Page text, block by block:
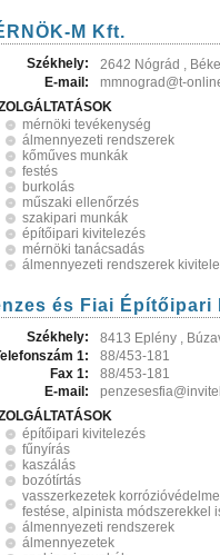
M Kft.
Székhely:
2642 Nógrád ,
E-mail:
mmnograd@t-
mérnöki tevékenység
álmennyezeti rendszerek
kőműves munkák
festés
burkolás
műszaki ellenőrzés
szakipari munkák
építőipari kivitelezés
mérnöki tanácsadás
álmennyezeti rendszerek
és Fiai Építőipari
Székhely:
8413 Eplény ,
1:
88/453-181
Fax 1:
88/453-181
E-mail:
építőipari kivitelezés
fűnyírás
kaszálás
bozótírtás
vasszerkezetek
festése, alpinista módszerekkel
álmennyezeti rendszerek
álmennyezetek